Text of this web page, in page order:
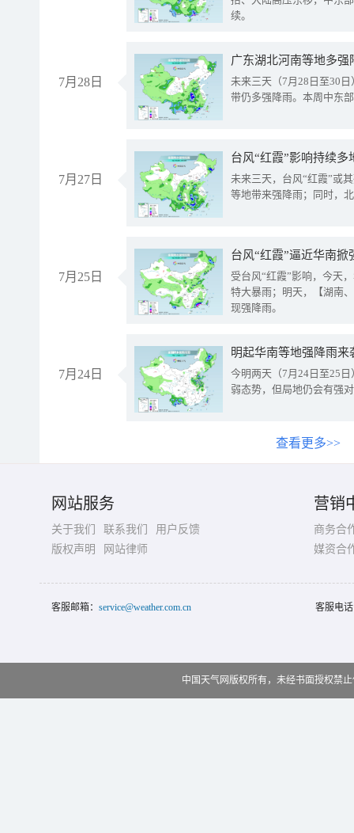
续。
7月28日
广东湖北河南等地多
未来三天（7月28日至30
带仍多强降雨。本周中东
7月27日
台风“红霞”影响持续
未来三天，台风“红霞”或
等地带来强降雨；同时，
7月25日
台风“红霞”逼近华南
受台风“红霞”影响，今天
特大暴雨；明天，【湖南
现强降雨。
7月24日
明起华南等地强降雨
今明两天（7月24日至25
弱态势，但局地仍会有强
查看更多>>
网站服务
关于我们 联系我们
用户反馈
版权声明
网站律师
营销
商务合
媒资合
客服邮箱： service@weather.com.cn 客服电
中国天气网版权所有，未经书面授权